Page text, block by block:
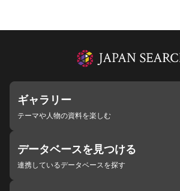
ギャラリー
テーマや人物の資料を楽しむ
データベースを見つける
連携しているデータベースを探す